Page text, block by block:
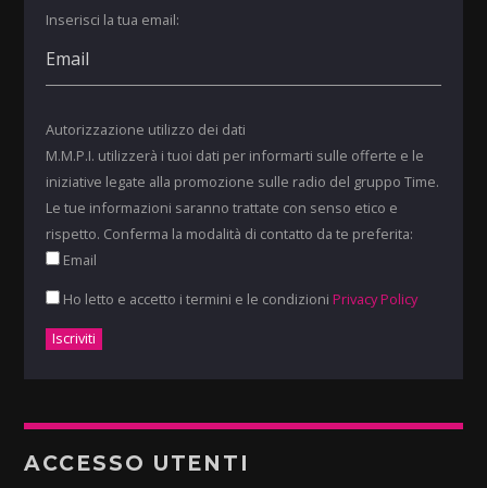
Inserisci la tua email:
Autorizzazione utilizzo dei dati
M.M.P.I. utilizzerà i tuoi dati per informarti sulle offerte e le
iniziative legate alla promozione sulle radio del gruppo Time.
Le tue informazioni saranno trattate con senso etico e
rispetto. Conferma la modalità di contatto da te preferita:
Email
Ho letto e accetto i termini e le condizioni Privacy Policy
ACCESSO UTENTI